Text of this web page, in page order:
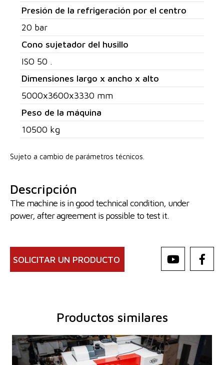
Presión de la refrigeración por el centro
20 bar
Cono sujetador del husillo
ISO 50 .
Dimensiones largo x ancho x alto
5000x3600x3330 mm
Peso de la máquina
10500 kg
Sujeto a cambio de parámetros técnicos.
Descripción
The machine is in good technical condition, under
power, after agreement is possible to test it.
SOLICITAR UN PRODUCTO
Productos similares
Año de fabricación:
2025
Sistema de control
Sí
Sistema de control Heidenhain
TNC 620